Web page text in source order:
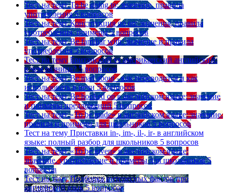
Тест на тему To be going to: значение, правила
употребления 5 вопросов
Тест на тему Конструкция go on: значения, правила
употребления, примеры 5 вопросов
Тест на тему Be familiar with: значение и правила
употребления 5 вопросов
Тест на тему Британский vs американский английский:
в чем разница? 5 вопросов
Тест на тему Be mad about - как переводится и как
использовать в речи 5 вопросов
Тест на тему Be hooked on в английском языке: значение
и примеры предложений 5 вопросов
Тест на тему «To be made» в английском языке: значение,
правила и примеры для школьников 5 вопросов
Тест на тему Приставки in-, im-, il-, ir- в английском
языке: полный разбор для школьников 5 вопросов
Тест на тему «To be given» в английском языке:
значение, употребление и примеры для школьников 5
вопросов
Тест на тему Подборка интересных фактов про
английский язык 5 вопросов